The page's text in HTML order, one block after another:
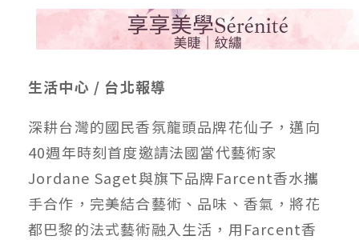
生活中心 / 台北報導
深耕台灣的國民香氛龍頭品牌花仙子，邁向
40週年時刻首度邀請法國當代藝術家
Jordane Saget與旗下品牌Farcent香水攜
手合作，完美結合藝術、品味、香氣，將花
都巴黎的法式藝術融入生活，用Farcent香